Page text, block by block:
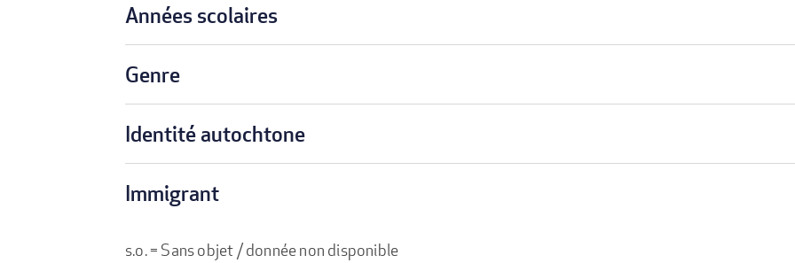
Années scolaires
Genre
Identité autochtone
Immigrant
s.o. = Sans objet / donnée non disponible